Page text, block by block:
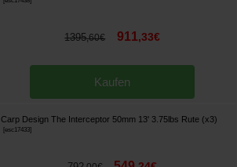
1395,60€ 911,33€
Kaufen
Carp Design The Interceptor 50mm 13' 3.75lbs Rute (x3)
[esc17433]